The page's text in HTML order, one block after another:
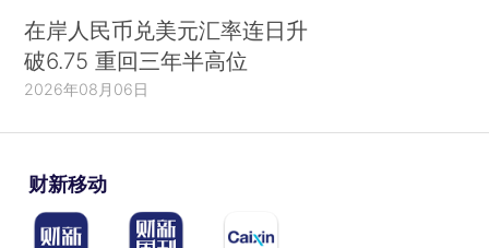
在岸人民币兑美元汇率连日升
破6.75 重回三年半高位
2026年08月06日
财新移动